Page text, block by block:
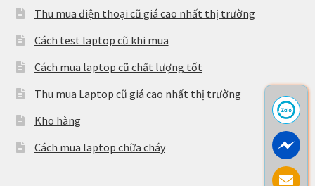
Thu mua điện thoại cũ giá cao nhất thị trường
Cách test laptop cũ khi mua
Cách mua laptop cũ chất lượng tốt
Thu mua Laptop cũ giá cao nhất thị trường
Kho hàng
Cách mua laptop chữa cháy